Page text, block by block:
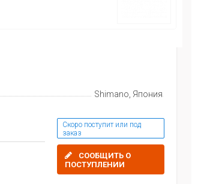
Shimano, Япония
Скоро поступит или под
заказ
СООБЩИТЬ О
ПОСТУПЛЕНИИ